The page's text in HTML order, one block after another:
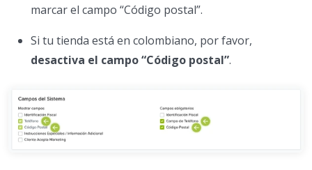
marcar el campo “Código postal”.
Si tu tienda está en colombiano, por favor,
desactiva el campo “Código postal”.